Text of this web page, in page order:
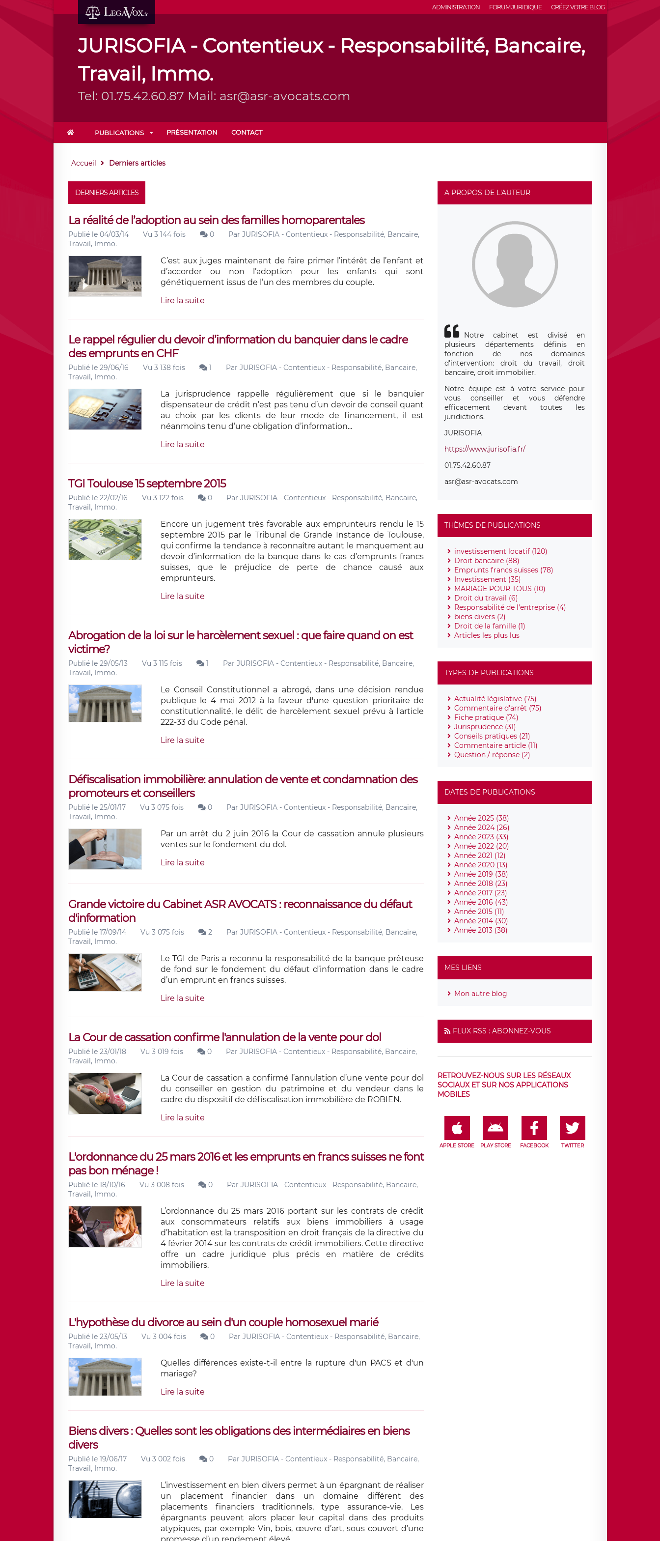
ADMINISTRATION FORUM JURIDIQUE CRÉEZ VOTRE BLOG
JURISOFIA - Contentieux - Responsabilité, Bancaire,
Travail, Immo.
Tel: 01.75.42.60.87 Mail: asr@asr-avocats.com
PUBLICATIONS PRÉSENTATION CONTACT
Accueil Derniers articles
DERNIERS ARTICLES
La réalité de l’adoption au sein des familles homoparentales
Publié le 04/03/14 Vu 3 144 fois 0 Par JURISOFIA - Contentieux - Responsabilité, Bancaire,
Travail, Immo.
C’est aux juges maintenant de faire primer l’intérêt de l’enfant et
d’accorder ou non l’adoption pour les enfants qui sont
génétiquement issus de l’un des membres du couple.
Lire la suite
Le rappel régulier du devoir d’information du banquier dans le cadre
des emprunts en CHF
Publié le 29/06/16 Vu 3 138 fois 1 Par JURISOFIA - Contentieux - Responsabilité, Bancaire,
Travail, Immo.
La jurisprudence rappelle régulièrement que si le banquier
dispensateur de crédit n’est pas tenu d’un devoir de conseil quant
au choix par les clients de leur mode de financement, il est
néanmoins tenu d’une obligation d’information...
Lire la suite
TGI Toulouse 15 septembre 2015
Publié le 22/02/16 Vu 3 122 fois 0 Par JURISOFIA - Contentieux - Responsabilité, Bancaire,
Travail, Immo.
Encore un jugement très favorable aux emprunteurs rendu le 15
septembre 2015 par le Tribunal de Grande Instance de Toulouse,
qui confirme la tendance à reconnaître autant le manquement au
devoir d’information de la banque dans le cas d’emprunts francs
suisses, que le préjudice de perte de chance causé aux
emprunteurs.
Lire la suite
Abrogation de la loi sur le harcèlement sexuel : que faire quand on est
victime?
Publié le 29/05/13 Vu 3 115 fois 1 Par JURISOFIA - Contentieux - Responsabilité, Bancaire,
Travail, Immo.
Le Conseil Constitutionnel a abrogé, dans une décision rendue
publique le 4 mai 2012 à la faveur d'une question prioritaire de
constitutionnalité, le délit de harcèlement sexuel prévu à l'article
222-33 du Code pénal.
Lire la suite
Défiscalisation immobilière: annulation de vente et condamnation des
promoteurs et conseillers
Publié le 25/01/17 Vu 3 075 fois 0 Par JURISOFIA - Contentieux - Responsabilité, Bancaire,
Travail, Immo.
Par un arrêt du 2 juin 2016 la Cour de cassation annule plusieurs
ventes sur le fondement du dol.
Lire la suite
Grande victoire du Cabinet ASR AVOCATS : reconnaissance du défaut
d'information
Publié le 17/09/14 Vu 3 075 fois 2 Par JURISOFIA - Contentieux - Responsabilité, Bancaire,
Travail, Immo.
Le TGI de Paris a reconnu la responsabilité de la banque prêteuse
de fond sur le fondement du défaut d’information dans le cadre
d’un emprunt en francs suisses.
Lire la suite
La Cour de cassation confirme l'annulation de la vente pour dol
Publié le 23/01/18 Vu 3 019 fois 0 Par JURISOFIA - Contentieux - Responsabilité, Bancaire,
Travail, Immo.
La Cour de cassation a confirmé l’annulation d’une vente pour dol
du conseiller en gestion du patrimoine et du vendeur dans le
cadre du dispositif de défiscalisation immobilière de ROBIEN.
Lire la suite
L'ordonnance du 25 mars 2016 et les emprunts en francs suisses ne font
pas bon ménage !
Publié le 18/10/16 Vu 3 008 fois 0 Par JURISOFIA - Contentieux - Responsabilité, Bancaire,
Travail, Immo.
L’ordonnance du 25 mars 2016 portant sur les contrats de crédit
aux consommateurs relatifs aux biens immobiliers à usage
d’habitation est la transposition en droit français de la directive du
4 février 2014 sur les contrats de crédit immobiliers. Cette directive
offre un cadre juridique plus précis en matière de crédits
immobiliers.
Lire la suite
L'hypothèse du divorce au sein d'un couple homosexuel marié
Publié le 23/05/13 Vu 3 004 fois 0 Par JURISOFIA - Contentieux - Responsabilité, Bancaire,
Travail, Immo.
Quelles différences existe-t-il entre la rupture d'un PACS et d'un
mariage?
Lire la suite
Biens divers : Quelles sont les obligations des intermédiaires en biens
divers
Publié le 19/06/17 Vu 3 002 fois 0 Par JURISOFIA - Contentieux - Responsabilité, Bancaire,
Travail, Immo.
L’investissement en bien divers permet à un épargnant de réaliser
un placement financier dans un domaine différent des
placements financiers traditionnels, type assurance-vie. Les
épargnants peuvent alors placer leur capital dans des produits
atypiques, par exemple Vin, bois, œuvre d’art, sous couvert d’une
A PROPOS DE L'AUTEUR
Notre cabinet est divisé en
plusieurs départements définis en
fonction de nos domaines
d'intervention: droit du travail, droit
bancaire, droit immobilier.
Notre équipe est à votre service pour
vous conseiller et vous défendre
efficacement devant toutes les
juridictions.
JURISOFIA
https://www.jurisofia.fr/
01.75.42.60.87
asr@asr-avocats.com
THÈMES DE PUBLICATIONS
investissement locatif (120)
Droit bancaire (88)
Emprunts francs suisses (78)
Investissement (35)
MARIAGE POUR TOUS (10)
Droit du travail (6)
Responsabilité de l'entreprise (4)
biens divers (2)
Droit de la famille (1)
Articles les plus lus
TYPES DE PUBLICATIONS
Actualité législative (75)
Commentaire d'arrêt (75)
Fiche pratique (74)
Jurisprudence (31)
Conseils pratiques (21)
Commentaire article (11)
Question / réponse (2)
DATES DE PUBLICATIONS
Année 2025 (38)
Année 2024 (26)
Année 2023 (33)
Année 2022 (20)
Année 2021 (12)
Année 2020 (13)
Année 2019 (38)
Année 2018 (23)
Année 2017 (23)
Année 2016 (43)
Année 2015 (11)
Année 2014 (30)
Année 2013 (38)
MES LIENS
Mon autre blog
FLUX RSS : ABONNEZ-VOUS
RETROUVEZ-NOUS SUR LES RÉSEAUX
SOCIAUX ET SUR NOS APPLICATIONS
MOBILES
APPLE STORE PLAY STORE FACEBOOK TWITTER